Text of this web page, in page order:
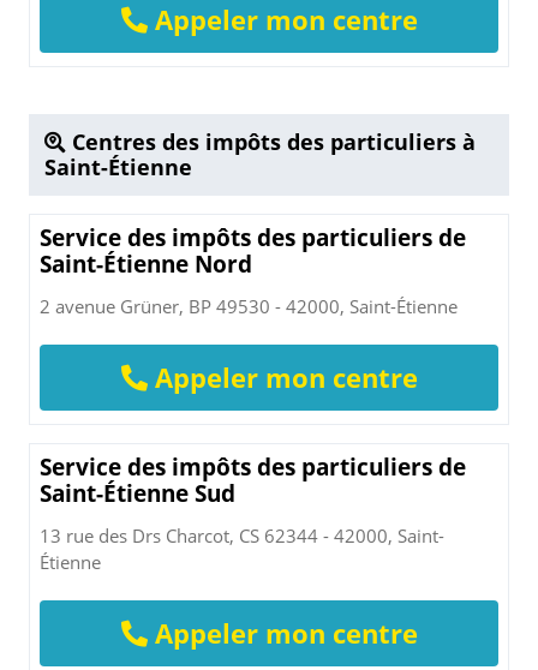
Appeler mon centre
Centres des impôts des particuliers à
Saint-Étienne
Service des impôts des particuliers de
Saint-Étienne Nord
2 avenue Grüner, BP 49530 - 42000, Saint-Étienne
Appeler mon centre
Service des impôts des particuliers de
Saint-Étienne Sud
13 rue des Drs Charcot, CS 62344 - 42000, Saint-
Étienne
Appeler mon centre